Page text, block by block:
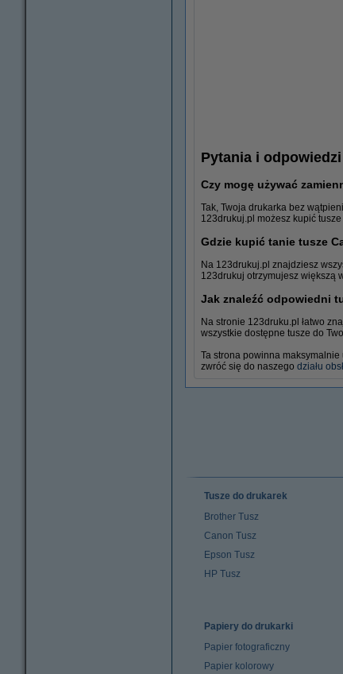
Pytania i odpowiedzi
Czy mogę używać
Tak, Twoja drukarka bez
123drukuj.pl możesz kupić
Gdzie kupić tanie tusze
Na 123drukuj.pl znajdziesz
123drukuj otrzymujesz większą
Jak znaleźć odpowiedni
Na stronie 123druku.pl łatwo
wszystkie dostępne tusze do
Ta strona powinna maksymalnie
zwróć się do naszego działu
Tusze do drukarek
Brother Tusz
Canon Tusz
Epson Tusz
HP Tusz
Papiery do drukarki
Papier fotograficzny
Papier kolorowy